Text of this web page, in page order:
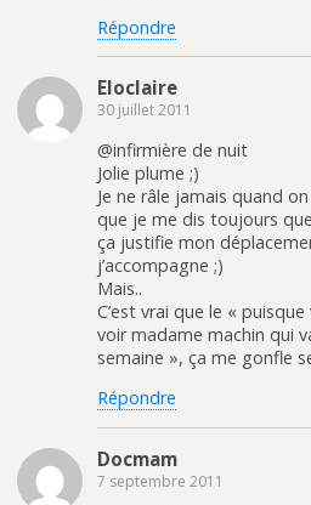
Répondre
Eloclaire
30 juillet 2011
@infirmière de nuit
Jolie plume ;)
Je ne râle jamais quand
que je me dis toujours
ça justifie mon
j’accompagne ;)
Mais..
C’est vrai que le «
voir madame machin qui
semaine », ça me gonfle
Répondre
Docmam
7 septembre 2011